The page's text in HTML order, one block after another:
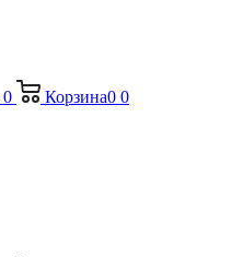
0 Корзина0 0